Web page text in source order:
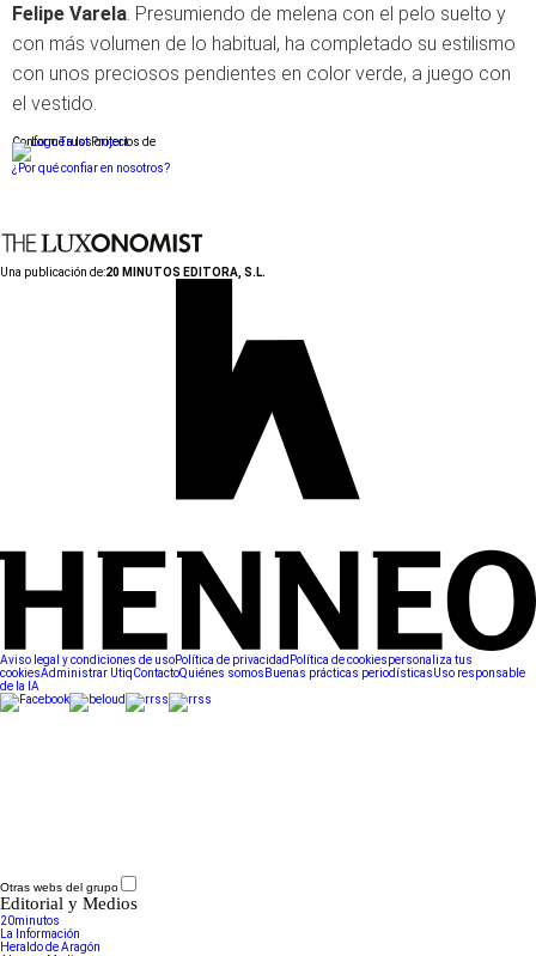
Felipe Varela . Presumiendo de melena con el pelo suelto y
con más volumen de lo habitual, ha completado su estilismo
con unos preciosos pendientes en color verde, a juego con
el vestido.
Conforme a los criterios de
¿Por qué confiar en nosotros?
Una publicación de:20 MINUTOS EDITORA, S.L.
Aviso legal y condiciones de usoPolítica de privacidad Política de cookiespersonaliza tus
cookiesAdministrar UtiqContactoQuiénes somos Buenas prácticas periodísticasUso responsable
de la IA
Otras webs del grupo
Editorial y Medios
20minutos
La Información
Heraldo de Aragón